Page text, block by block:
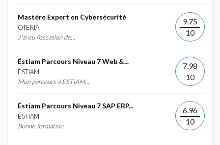
Mastère Expert en Cybersécurité
OTERIA
J'ai eu l'occasion de...
9.75
10
Éstiam Parcours Niveau 7 Web &...
ÉSTIAM
Mon parcours à ESTIAM...
7.98
10
Éstiam Parcours Niveau 7 SAP ERP...
ÉSTIAM
Bonne formation
6.96
10